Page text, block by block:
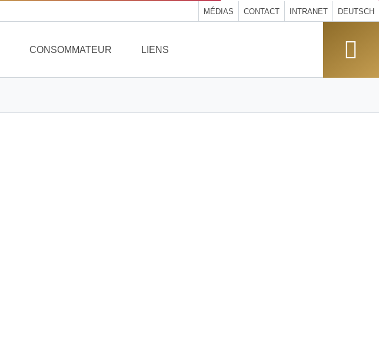
MÉDIAS CONTACT INTRANET DEUTSCH
CONSOMMATEUR LIENS